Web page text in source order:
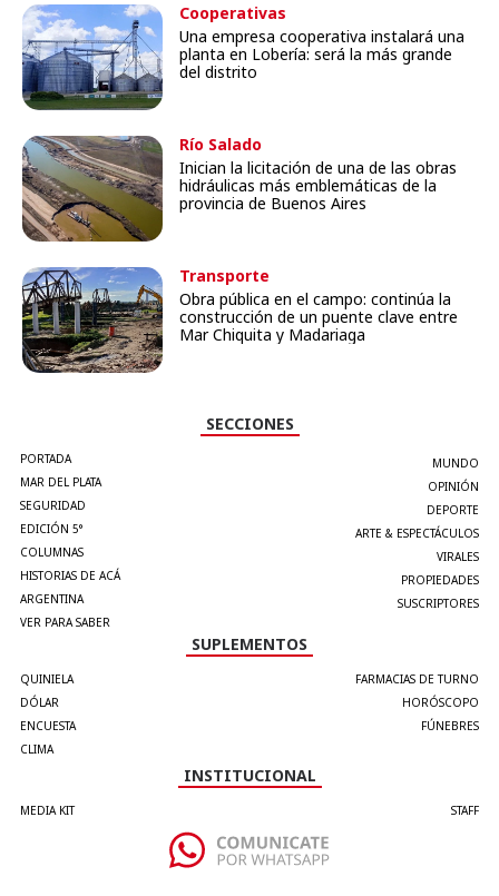
Cooperativas
Una empresa cooperativa instalará una
planta en Lobería: será la más grande
del distrito
Río Salado
Inician la licitación de una de las obras
hidráulicas más emblemáticas de la
provincia de Buenos Aires
Transporte
Obra pública en el campo: continúa la
construcción de un puente clave entre
Mar Chiquita y Madariaga
SECCIONES
PORTADA
MAR DEL PLATA
SEGURIDAD
EDICIÓN 5°
COLUMNAS
HISTORIAS DE ACÁ
ARGENTINA
VER PARA SABER
MUNDO
OPINIÓN
DEPORTE
ARTE & ESPECTÁCULOS
VIRALES
PROPIEDADES
SUSCRIPTORES
SUPLEMENTOS
QUINIELA
DÓLAR
ENCUESTA
CLIMA
FARMACIAS DE TURNO
HORÓSCOPO
FÚNEBRES
INSTITUCIONAL
MEDIA KIT STAFF